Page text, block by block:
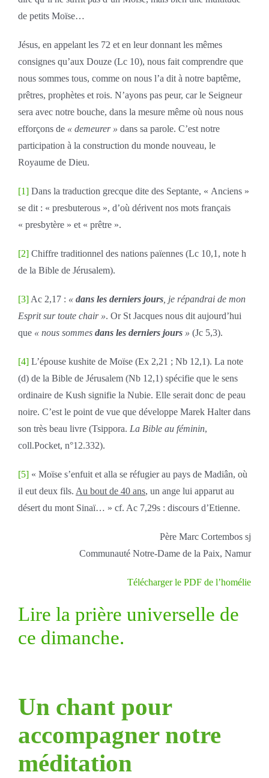
de petits Moïse…
Jésus, en appelant les 72 et en leur donnant les mêmes
consignes qu’aux Douze (Lc 10), nous fait comprendre que
nous sommes tous, comme on nous l’a dit à notre baptême,
prêtres, prophètes et rois. N’ayons pas peur, car le Seigneur
sera avec notre bouche, dans la mesure même où nous nous
efforçons de « demeurer » dans sa parole. C’est notre
participation à la construction du monde nouveau, le
Royaume de Dieu.
[1]Dans la traduction grecque dite des Septante, « Anciens »
se dit : « presbuterous », d’où dérivent nos mots français
« presbytère » et « prêtre ».
[2]Chiffre traditionnel des nations païennes (Lc 10,1, note h
de la Bible de Jérusalem).
[3]Ac 2,17 : «dans les derniers jours, je répandrai de mon
Esprit sur toute chair ». Or St Jacques nous dit aujourd’hui
que « nous sommes dans les derniers jours» (Jc 5,3).
[4]L’épouse kushite de Moïse (Ex 2,21 ; Nb 12,1). La note
(d) de la Bible de Jérusalem (Nb 12,1) spécifie que le sens
ordinaire de Kush signifie la Nubie. Elle serait donc de peau
noire. C’est le point de vue que développe Marek Halter dans
son très beau livre (Tsippora. La Bible au féminin,
coll.Pocket, n°12.332).
[5]« Moïse s’enfuit et alla se réfugier au pays de Madiân, où
il eut deux fils. Au bout de 40 ans, un ange lui apparut au
désert du mont Sinaï… » cf. Ac 7,29s : discours d’Etienne.
Père Marc Cortembos sj
Communauté Notre-Dame de la Paix, Namur
Télécharger le PDF de l’homélie
Lire la prière universelle de
ce dimanche.
Un chant pour
accompagner notre
méditation